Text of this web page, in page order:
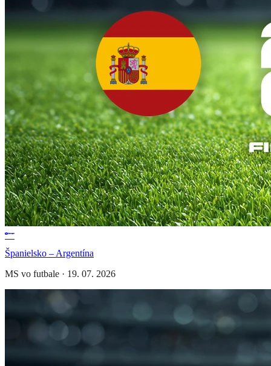
Španielsko – Argentína
MS vo futbale · 19. 07. 2026